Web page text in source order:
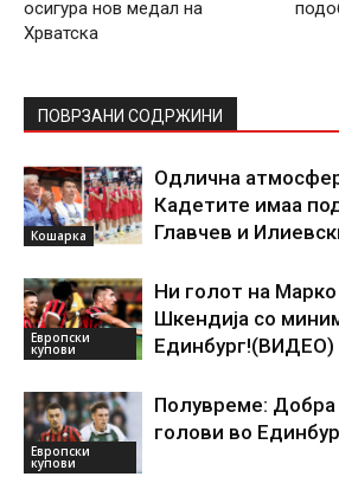
осигура нов медал на
Хрватска
ПОВРЗАНИ СОДРЖИНИ
Кошарка
Одлична
Кадетите имаа
Главчев и
Европски
купови
Ни голот на
Шкендија со
Единбург!(ВИДЕО)
Европски
купови
Полувреме: Добра
голови во